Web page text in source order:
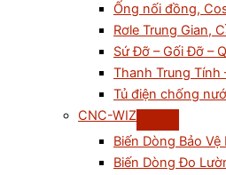
Ống nối đồng,
Rơle Trung Gian,
Sứ Đỡ – Gối Đỡ –
Thanh Trung Tính
Tủ điện chống
CNC-WIZ
Biến Dòng Bảo Vệ
Biến Dòng Đo